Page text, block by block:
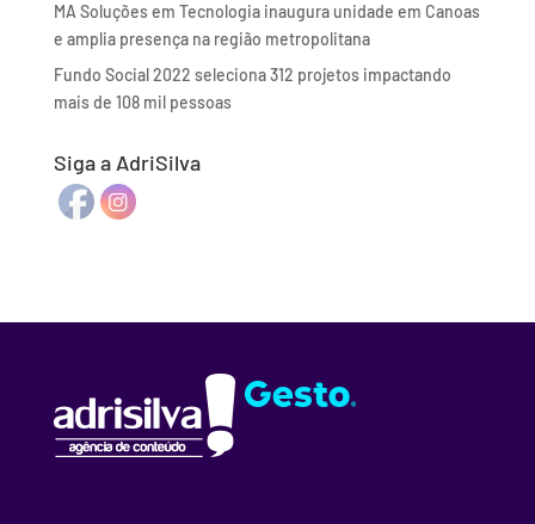
MA Soluções em Tecnologia inaugura unidade em Canoas
e amplia presença na região metropolitana
Fundo Social 2022 seleciona 312 projetos impactando
mais de 108 mil pessoas
Siga a AdriSilva